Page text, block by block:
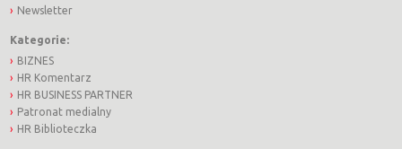
Newsletter
Kategorie:
BIZNES
HR Komentarz
HR BUSINESS PARTNER
Patronat medialny
HR Biblioteczka